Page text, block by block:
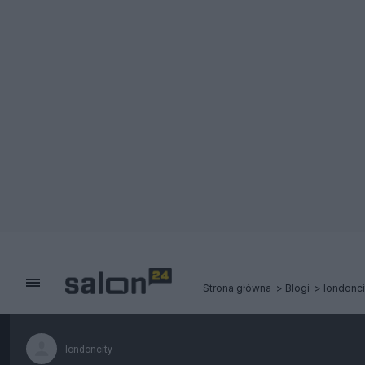
Strona główna Blogi
londoncity